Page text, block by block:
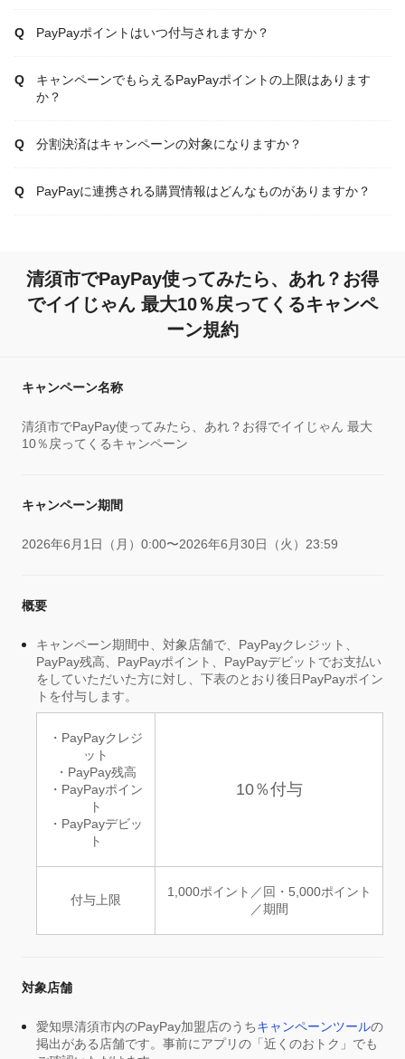
PayPayポイントはいつ付与されますか？
キャンペーンでもらえるPayPayポイントの上限はあります
か？
分割決済はキャンペーンの対象になりますか？
PayPayに連携される購買情報はどんなものがありますか？
清須市でPayPay使ってみたら、あれ？お得
でイイじゃん 最大10％戻ってくるキャンペ
ーン規約
キャンペーン名称
清須市でPayPay使ってみたら、あれ？お得でイイじゃん 最大
10％戻ってくるキャンペーン
キャンペーン期間
2026年6月1日（月）0:00〜2026年6月30日（火）23:59
概要
キャンペーン期間中、対象店舗で、PayPayクレジット、
PayPay残高、PayPayポイント、PayPayデビットでお支払い
をしていただいた方に対し、下表のとおり後日PayPayポイン
トを付与します。
・PayPayクレジ
ット
・PayPay残高
・PayPayポイン
ト
・PayPayデビッ
ト
10％付与
付与上限
1,000ポイント／回・5,000ポイント
／期間
対象店舗
愛知県清須市内のPayPay加盟店のうちキャンペーンツールの
掲出がある店舗です。事前にアプリの「近くのおトク」でも